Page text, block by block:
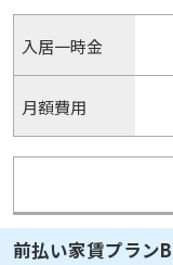
入居一時金
月額費用
前払い家賃プランB